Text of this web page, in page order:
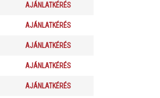
AJÁNLATKÉRÉS
AJÁNLATKÉRÉS
AJÁNLATKÉRÉS
AJÁNLATKÉRÉS
AJÁNLATKÉRÉS